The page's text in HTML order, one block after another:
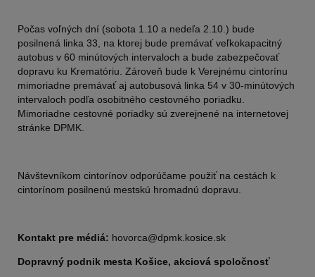
Počas voľných dní (sobota 1.10 a nedeľa 2.10.) bude
posilnená linka 33, na ktorej bude premávať veľkokapacitný
autobus v 60 minútových intervaloch a bude zabezpečovať
dopravu ku Krematóriu. Zároveň bude k Verejnému cintorínu
mimoriadne premávať aj autobusová linka 54 v 30-minútových
intervaloch podľa osobitného cestovného poriadku.
Mimoriadne cestovné poriadky sú zverejnené na internetovej
stránke DPMK.
Návštevníkom cintorínov odporúčame použiť na cestách k
cintorínom posilnenú mestskú hromadnú dopravu.
Kontakt pre médiá: hovorca@dpmk.kosice.sk
Dopravný podnik mesta Košice, akciová spoločnosť